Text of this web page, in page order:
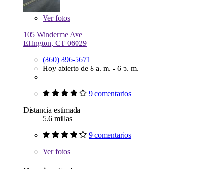
Verfotos
105 Winderme Ave
Ellington, CT 06029
(860) 896-5671
Hoy abierto de 8 a. m. - 6 p. m.
9 comentarios
Distancia estimada
5.6 millas
9 comentarios
Verfotos